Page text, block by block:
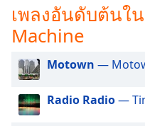
Track
Picture-
in-
Fullscreen
This
เพลงอันดับต้นใ
Machine
Motown —
Radio Radio—